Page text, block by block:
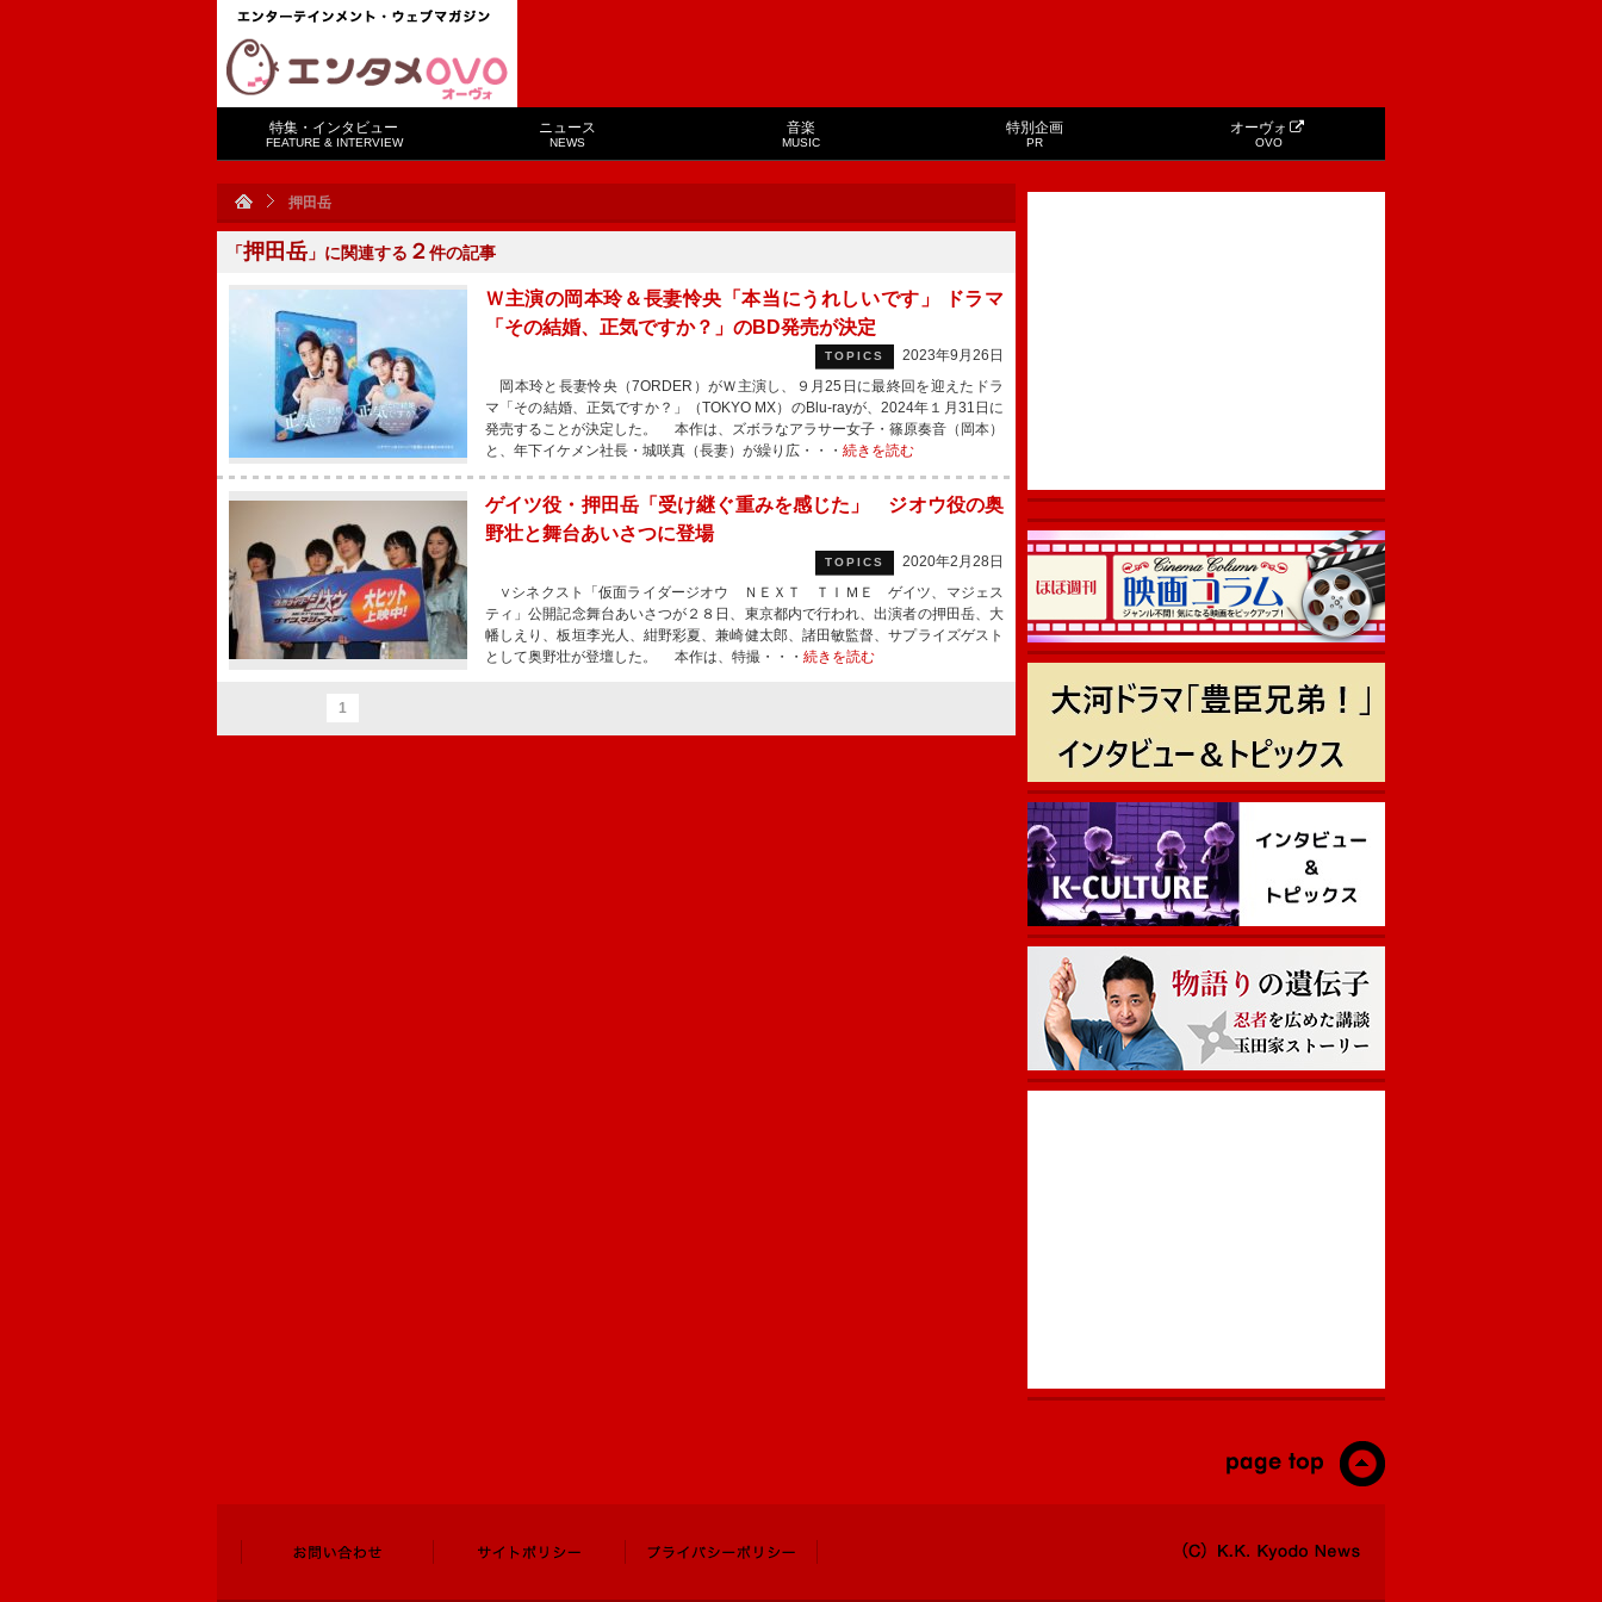
特集・インタビュー
FEATURE & INTERVIEW
ニュース
NEWS
音楽
MUSIC
特別企画
PR
オーヴォ
OVO
押田岳
「押田岳 」に関連する ２件の記事
Ｗ主演の岡本玲＆長妻怜央「本当にうれしいです」 ドラマ
「その結婚、正気ですか？」のBD発売が決定
TOPICS
2023年9月26日
岡本玲と長妻怜央（7ORDER）がＷ主演し、９月25日に最終回を迎えたドラ
マ「その結婚、正気ですか？」（TOKYO MX）のBlu-rayが、2024年１月31日に
発売することが決定した。 本作は、ズボラなアラサー女子・篠原奏音（岡本）
と、年下イケメン社長・城咲真（長妻）が繰り広・・・ 続きを読む
ゲイツ役・押田岳「受け継ぐ重みを感じた」 ジオウ役の奥
野壮と舞台あいさつに登場
TOPICS
2020年2月28日
∨シネクスト「仮面ライダージオウ ＮＥＸＴ ＴＩＭＥ ゲイツ、マジェス
ティ」公開記念舞台あいさつが２８日、東京都内で行われ、出演者の押田岳、大
幡しえり、板垣李光人、紺野彩夏、兼崎健太郎、諸田敏監督、サプライズゲスト
として奥野壮が登壇した。 本作は、特撮・・・ 続きを読む
1